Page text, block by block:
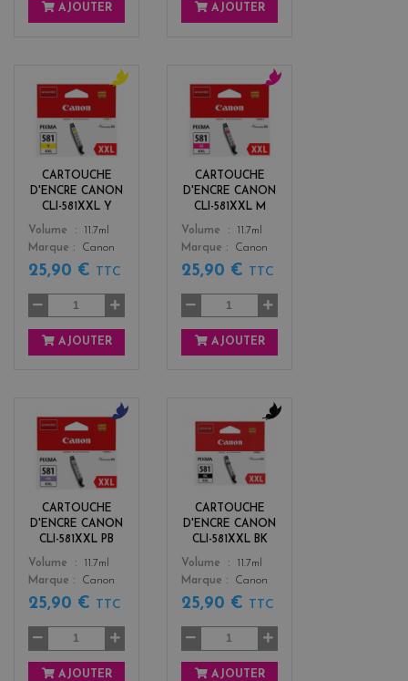
AJOUTER AJOUTER
CARTOUCHE
D'ENCRE CANON
CLI-581XXL Y
Color
e
l
o
w
Volume
11.7ml
Marque
Canon
25,90 € TTC
AJOUTER
CARTOUCHE
D'ENCRE CANON
CLI-581XXL M
Color
a
e
n
t
a
Volume
11.7ml
Marque
Canon
25,90 € TTC
AJOUTER
CARTOUCHE
D'ENCRE CANON
CLI-581XXL PB
Color
l
e
Volume
11.7ml
Marque
Canon
25,90 € TTC
AJOUTER
CARTOUCHE
D'ENCRE CANON
CLI-581XXL BK
Color
c
k
Volume
11.7ml
Marque
Canon
25,90 € TTC
AJOUTER